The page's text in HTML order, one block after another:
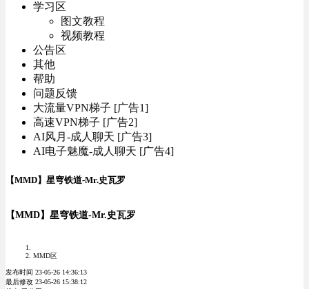
学习区
图文教程
视频教程
公告区
其他
帮助
问题反馈
大流量VPN梯子 [广告1]
高速VPN梯子 [广告2]
AI风月-成人聊天 [广告3]
AI电子魅魔-成人聊天 [广告4]
【MMD】星穹铁道-Mr.史瓦罗
【MMD】星穹铁道-Mr.史瓦罗
MMD区
发布时间 23-05-26 14:36:13
最后修改 23-05-26 15:38:12